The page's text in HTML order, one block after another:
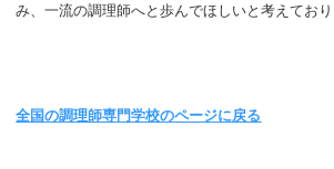
み、一流の調理師へと歩んでほしいと考えており
全国の調理師専門学校のページに戻る